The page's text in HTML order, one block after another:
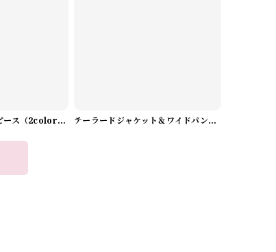
Aラインロングワンピース（2color） A0908 テーラードジャケット＆ワイドパンツスーツwithスカーフ A0987